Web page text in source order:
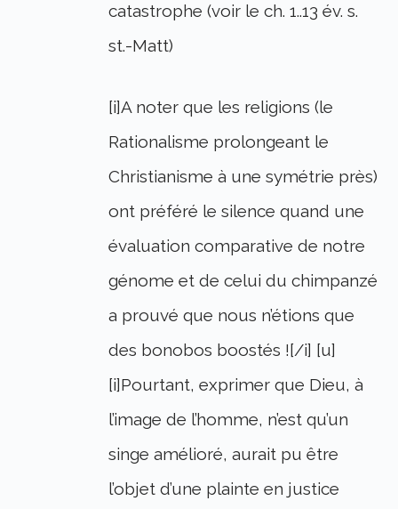
catastrophe (voir le ch. 1..13 év. s.
st.-Matt)
[i]A noter que les religions (le
Rationalisme prolongeant le
Christianisme à une symétrie près)
ont préféré le silence quand une
évaluation comparative de notre
génome et de celui du chimpanzé
a prouvé que nous n’étions que
des bonobos boostés ![/i] [u]
[i]Pourtant, exprimer que Dieu, à
l’image de l’homme, n’est qu’un
singe amélioré, aurait pu être
l’objet d’une plainte en justice